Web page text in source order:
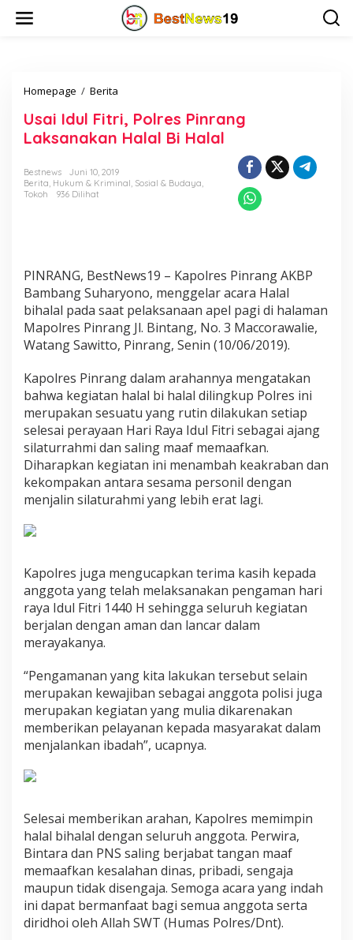
Homepage / Berita
a
u
l
,
P
o
l
r
e
P
i
n
r
a
n
g
L
a
k
k
a
n
H
a
l
B
i
H
a
l
Usai Idul Fitri, Polres Pinrang
Laksanakan Halal Bi Halal
Bestnews
Juni 10, 2019
Berita, Hukum & Kriminal, Sosial & Budaya,
Tokoh
936 Dilihat
PINRANG, BestNews19 – Kapolres Pinrang AKBP
Bambang Suharyono, menggelar acara Halal
bihalal pada saat pelaksanaan apel pagi di halaman
Mapolres Pinrang Jl. Bintang, No. 3 Maccorawalie,
Watang Sawitto, Pinrang, Senin (10/06/2019).
Kapolres Pinrang dalam arahannya mengatakan
bahwa kegiatan halal bi halal dilingkup Polres ini
merupakan sesuatu yang rutin dilakukan setiap
selesai perayaan Hari Raya Idul Fitri sebagai ajang
silaturrahmi dan saling maaf memaafkan.
Diharapkan kegiatan ini menambah keakraban dan
kekompakan antara sesama personil dengan
menjalin silaturahmi yang lebih erat lagi.
Kapolres juga mengucapkan terima kasih kepada
anggota yang telah melaksanakan pengaman hari
raya Idul Fitri 1440 H sehingga seluruh kegiatan
berjalan dengan aman dan lancar dalam
merayakanya.
“Pengamanan yang kita lakukan tersebut selain
merupakan kewajiban sebagai anggota polisi juga
merupakan kegiatan yang mulia dikarenakan
memberikan pelayanan kepada masyarakat dalam
menjalankan ibadah”, ucapnya.
Selesai memberikan arahan, Kapolres memimpin
halal bihalal dengan seluruh anggota. Perwira,
Bintara dan PNS saling berjabat tangan maaf
memaafkan kesalahan dinas, pribadi, sengaja
maupun tidak disengaja. Semoga acara yang indah
ini dapat bermanfaat bagi semua anggota serta
diridhoi oleh Allah SWT (Humas Polres/Dnt).